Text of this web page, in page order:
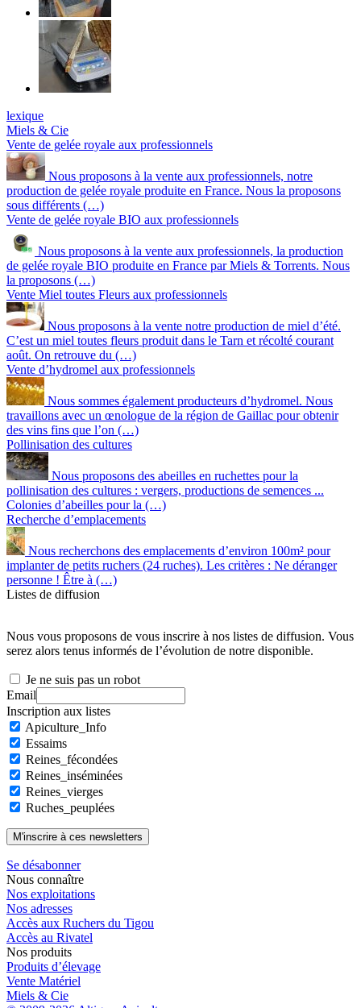
lexique
Miels & Cie
Vente de gelée royale aux professionnels
Nous proposons à la vente aux professionnels, notre
production de gelée royale produite en France. Nous la proposons
sous différents (…)
Vente de gelée royale BIO aux professionnels
Nous proposons à la vente aux professionnels, la production
de gelée royale BIO produite en France par Miels & Torrents. Nous
la proposons (…)
Vente Miel toutes Fleurs aux professionnels
Nous proposons à la vente notre production de miel d’été.
C’est un miel toutes fleurs produit dans le Tarn et récolté courant
août. On retrouve du (…)
Vente d’hydromel aux professionnels
Nous sommes également producteurs d’hydromel. Nous
travaillons avec un œnologue de la région de Gaillac pour obtenir
des vins fins que l’on (…)
Pollinisation des cultures
Nous proposons des abeilles en ruchettes pour la
pollinisation des cultures : vergers, productions de semences ...
Colonies d’abeilles pour la (…)
Recherche d’emplacements
Nous recherchons des emplacements d’environ 100m² pour
implanter de petits ruchers (24 ruches). Les critères : Ne déranger
personne ! Être à (…)
Listes de diffusion
Nous vous proposons de vous inscrire à nos listes de diffusion. Vous
serez alors tenus informés de l’évolution de notre disponible.
Je ne suis pas un robot
Email
Inscription aux listes
Apiculture_Info
Essaims
Reines_fécondées
Reines_inséminées
Reines_vierges
Ruches_peuplées
Se désabonner
Nous connaître
Nos exploitations
Nos adresses
Accès aux Ruchers du Tigou
Accès au Rivatel
Nos produits
Produits d’élevage
Vente Matériel
Miels & Cie